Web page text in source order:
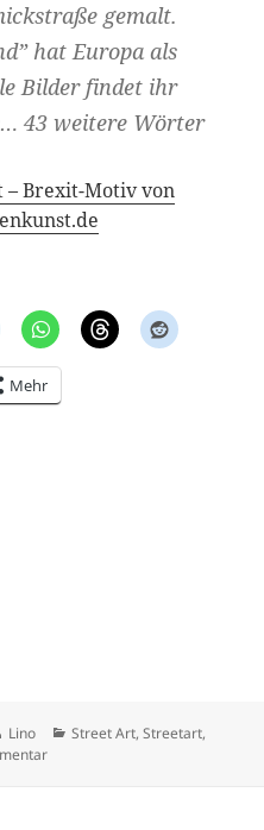
gemalt.
hat Europa als
Bilder findet ihr
43 weitere Wörter
Brexit-Motiv von
Mehr
Autor
Lino Kategorien
Street Art,Streetart,
zu Graffiti in Frankfurt – Brexit-